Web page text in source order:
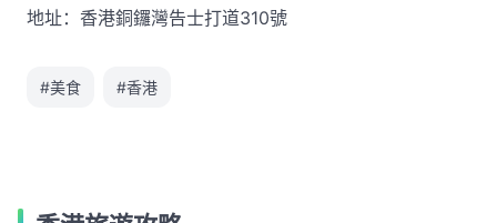
地址：香港銅鑼灣告士打道310號
#美食 #香港